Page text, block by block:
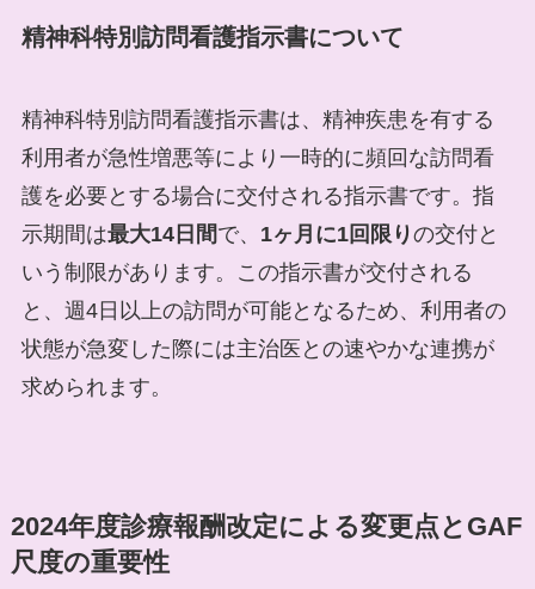
精神科特別訪問看護指示書について
精神科特別訪問看護指示書は、精神疾患を有する
利用者が急性増悪等により一時的に頻回な訪問看
護を必要とする場合に交付される指示書です。指
示期間は最大14日間で、 1ヶ月に1回限りの交付と
いう制限があります。この指示書が交付される
と、週4日以上の訪問が可能となるため、利用者の
状態が急変した際には主治医との速やかな連携が
求められます。
2024年度診療報酬改定による変更点とGAF
尺度の重要性